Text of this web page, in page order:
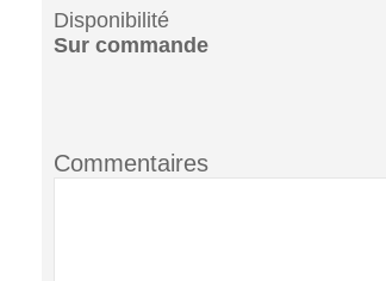
Disponibilité
Sur commande
Commentaires